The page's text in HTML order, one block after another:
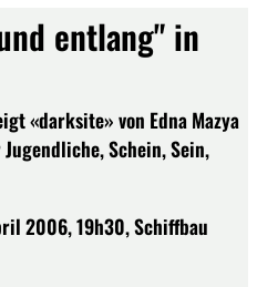
entlang" in
«darksite» von Edna Mazya
Schein, Sein,
2006, 19h30, Schiffbau